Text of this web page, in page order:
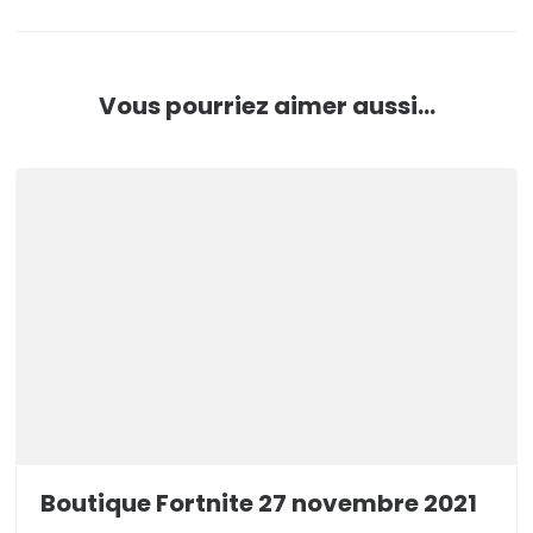
Vous pourriez aimer aussi...
Boutique Fortnite 27 novembre 2021